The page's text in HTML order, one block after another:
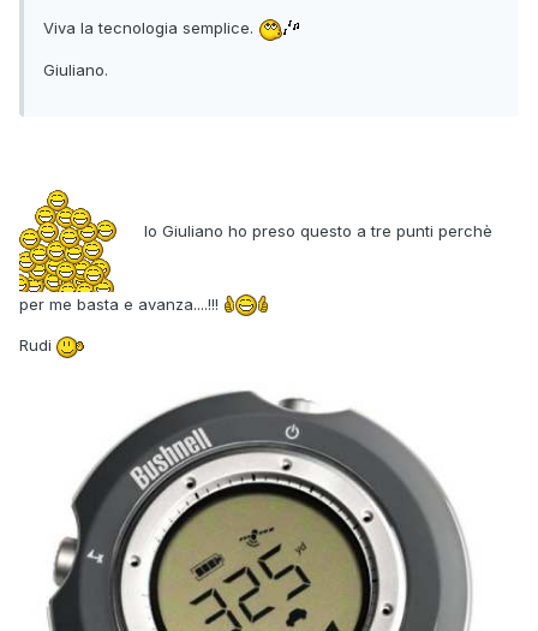
Viva la tecnologia semplice.
Giuliano.
Io Giuliano ho preso questo a tre punti perchè
per me basta e avanza....!!!
Rudi